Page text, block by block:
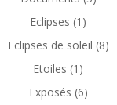
Eclipses (1)
Eclipses de soleil (8)
Etoiles (1)
Exposés (6)